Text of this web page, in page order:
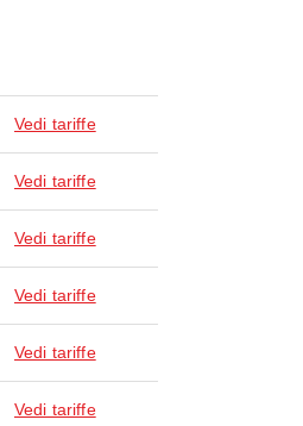
Vedi tariffe
Vedi tariffe
Vedi tariffe
Vedi tariffe
Vedi tariffe
Vedi tariffe